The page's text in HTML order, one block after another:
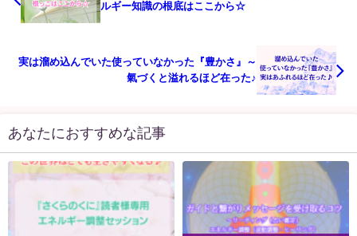
ルギー知識の根底はここから☆
実は溜め込んでいた使っていなかった『豊かさ』～
氣づくと溢れるほど在った♪
あなたにおすすめな記事